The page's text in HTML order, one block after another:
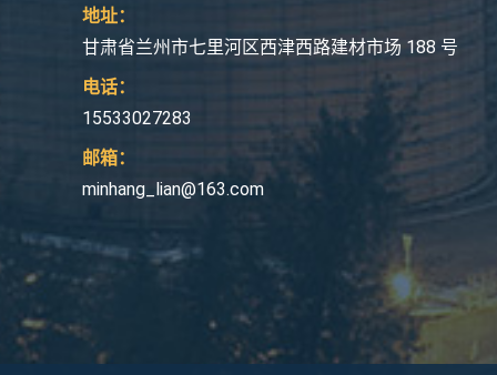
地址：
甘肃省兰州市七里河区西津西路建材市场 188 号
电话：
15533027283
邮箱：
minhang_lian@163.com